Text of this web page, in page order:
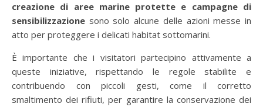
creazione di aree marine protette e campagne di
sensibilizzazione sono solo alcune delle azioni messe in
atto per proteggere i delicati habitat sottomarini.
È importante che i visitatori partecipino attivamente a
queste iniziative, rispettando le regole stabilite e
contribuendo con piccoli gesti, come il corretto
smaltimento dei rifiuti, per garantire la conservazione dei